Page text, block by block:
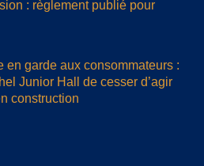
: règlement publié pour
en garde aux consommateurs :
Junior Hall de cesser d’agir
construction